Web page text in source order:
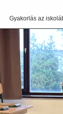
Gyakorlás az